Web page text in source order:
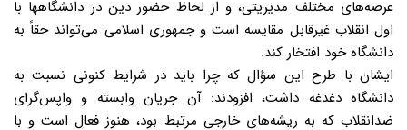
عرصه‌های مختلف مدیریتی، و از لحاظ حضور دین در دانشگاهها با
اول انقلاب غیرقابل مقایسه است و جمهوری اسلامی می‌تواند حقاً به
دانشگاه خود افتخار کند.
ایشان با طرح این سؤال که چرا باید در شرایط کنونی نسبت به
دانشگاه دغدغه داشت، افزودند: آن جریان وابسته و واپس‌گرای
ضدانقلاب که به ریشه‌های خارجی مرتبط بود، هنوز فعال است و با